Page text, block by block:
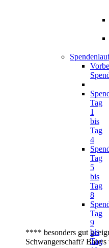
**** besonders gut
Schwangerschaft? Babys
Tag
1
bis
Tag
4
Tag
5
bis
Tag
8
Tag
9
bis
Tag